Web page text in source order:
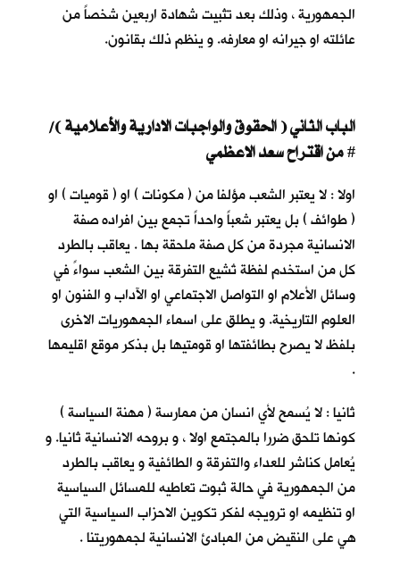
الجمهورية ، وذلك بعد تثبيت شهادة اربعين شخصاً من
عائلته او جيرانه او معارفه. و ينظم ذلك بقانون.
الباب الثاني ( الحقوق والواجبات الادارية والأعلامية )/
#
اولا : لا يعتبر الشعب مؤلفا من ( مكونات ) او ( قوميات ) او
( طوائف ) بل يعتبر شعباً واحداً تجمع بين افراده صفة
الانسانية مجردة من كل صفة ملحقة بها . يعاقب بالطرد
كل من استخدم لفظة تُشيع التفرقة بين الشعب سواءً في
وسائل الأعلام او التواصل الاجتماعي او الآداب و الفنون او
العلوم التاريخية. و يطلق على اسماء الجمهوريات الاخرى
بلفظ لا يصرح بطائفتها او قومتيها بل بذكر موقع اقليمها
.
ثانيا : لا يُسمح لأي انسان من ممارسة ( مهنة السياسة )
كونها تلحق ضررا بالمجتمع اولا ، و بروحه الانسانية ثانيا. و
يُعامل كناشر للعداء والتفرقة و الطائفية و يعاقب بالطرد
من الجمهورية في حالة ثبوت تعاطيه للمسائل السياسية
او تنظيمه او ترويجه لفكر تكوين الاحزاب السياسية التي
هي على النقيض من المبادئ الانسانية لجمهوريتنا .